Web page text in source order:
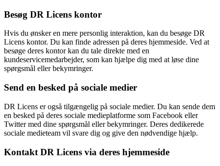
Besøg DR Licens kontor
Hvis du ønsker en mere personlig interaktion, kan du besøge DR
Licens kontor. Du kan finde adressen på deres hjemmeside. Ved at
besøge deres kontor kan du tale direkte med en
kundeservicemedarbejder, som kan hjælpe dig med at løse dine
spørgsmål eller bekymringer.
Send en besked på sociale medier
DR Licens er også tilgængelig på sociale medier. Du kan sende dem
en besked på deres sociale medieplatforme som Facebook eller
Twitter med dine spørgsmål eller bekymringer. Deres dedikerede
sociale medieteam vil svare dig og give den nødvendige hjælp.
Kontakt DR Licens via deres hjemmeside